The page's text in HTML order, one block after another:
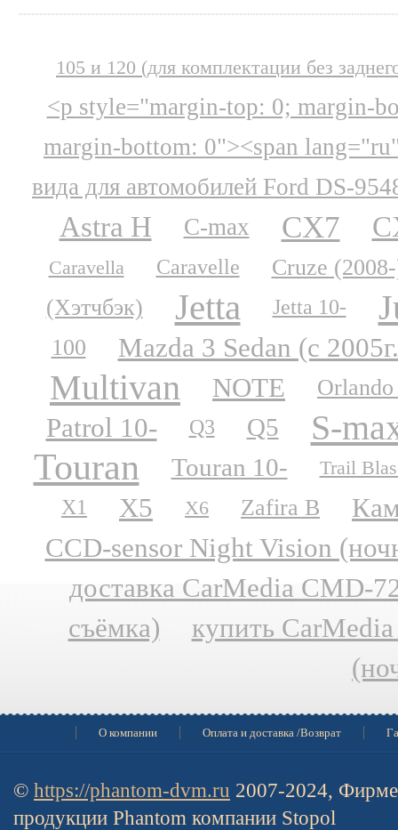
105 и 120 (для комплектации без
<p style="margin-top: 0; margin-
margin-bottom: 0"><span
вида для автомобилей Ford DS-
Astra H C-max CX7
Caravella Caravelle
Cruze
(Хэтчбэк)
Jetta Jetta 10-
100 Mazda 3 Sedan (с
Multivan NOTE
Patrol 10- Q3 Q5 S-
Touran Touran 10- Trail
X1 X5 X6 Zafira B
CCD-sensor Night Vision
доставка CarMedia CMD-
съёмка)
купить
О компании Оплата и доставка /Возврат
© https://phantom-dvm.ru 2007-2024,
продукции Phantom компании Stopol